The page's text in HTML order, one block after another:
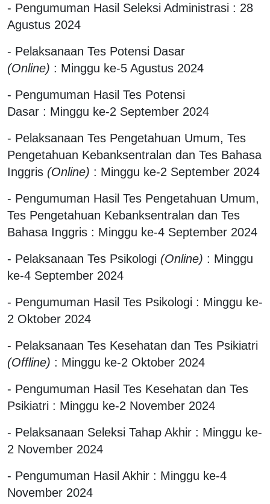
- Pengumuman Hasil Seleksi Administrasi : 28
Agustus 2024
- Pelaksanaan Tes Potensi Dasar
(Online) : Minggu ke-5 Agustus 2024
- Pengumuman Hasil Tes Potensi
Dasar : Minggu ke-2 September 2024
- Pelaksanaan Tes Pengetahuan Umum, Tes
Pengetahuan Kebanksentralan dan Tes Bahasa
Inggris (Online) : Minggu ke-2 September 2024
- Pengumuman Hasil Tes Pengetahuan Umum,
Tes Pengetahuan Kebanksentralan dan Tes
Bahasa Inggris : Minggu ke-4 September 2024
- Pelaksanaan Tes Psikologi (Online) : Minggu
ke-4 September 2024
- Pengumuman Hasil Tes Psikologi : Minggu ke-
2 Oktober 2024
- Pelaksanaan Tes Kesehatan dan Tes Psikiatri
(Offline) : Minggu ke-2 Oktober 2024
- Pengumuman Hasil Tes Kesehatan dan Tes
Psikiatri : Minggu ke-2 November 2024
- Pelaksanaan Seleksi Tahap Akhir : Minggu ke-
2 November 2024
- Pengumuman Hasil Akhir : Minggu ke-4
November 2024